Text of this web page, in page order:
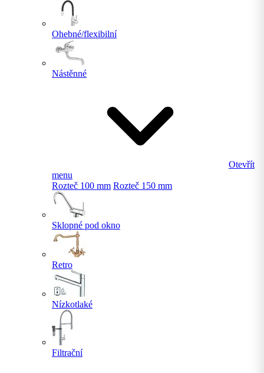
Ohebné/flexibilní
Nástěnné
Otevřít
menu
Rozteč 100 mm Rozteč 150 mm
Sklopné pod okno
Retro
Nízkotlaké
Filtrační